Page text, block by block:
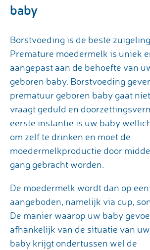
baby
Borstvoeding is de beste
Premature moedermelk is uniek
aangepast aan de behoefte van
geboren baby. Borstvoeding
prematuur geboren baby gaat
vraagt geduld en
eerste instantie is uw baby
om zelf te drinken en moet de
moedermelkproductie door
gang gebracht worden.
De moedermelk wordt dan op
aangeboden, namelijk via cup,
De manier waarop uw baby
afhankelijk van de situatie van
baby krijgt ondertussen wel de